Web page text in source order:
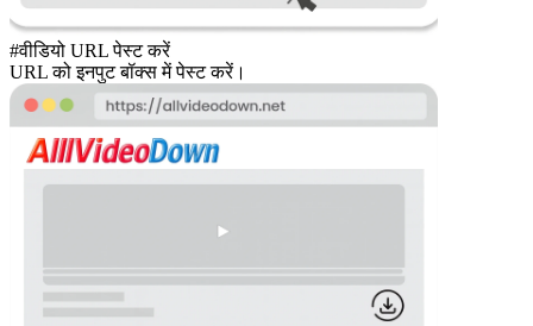
#वीडियो URL पेस्ट करें
URL को इनपुट बॉक्स में पेस्ट करें।